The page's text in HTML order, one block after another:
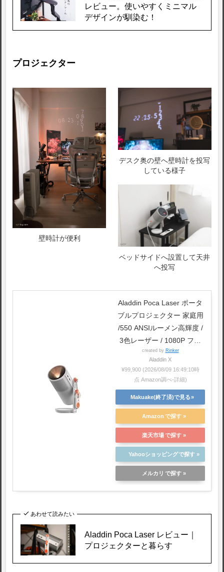
レビュー。使いやすくミニマル
デザインが馴染む！
プロジェクター
壁時計が便利
デスク奥の壁へ壁時計を投写
している様子
ベッドサイドへ設置して天井
へ投写
Aladdin Poca Laser ポータ
ブルプロジェクター 家庭用
/550 ANSIルーメン高輝度 /
3色レーザー / 1080P フル
HD解像度/Netflix対
応/Harman Kardonスピーカ
ー内蔵 / 110% DCI P3色域
カバー率 / 最大120インチ投
影 / 360°回転ジンバル/バッ
テリー内蔵/天井投影 小型
ホームシアター アラジンⅩ
created by Rinker
Aladdin X
¥99,900 (2026/08/09 16:49:10時
点 Amazon調べ-詳細)
Makuake(終了済)で見る
Amazon
楽天市場
Yahooショッピング
メルカリ
あわせて読みたい
Aladdin Poca Laser レビュー｜
プロジェクターと暮らす